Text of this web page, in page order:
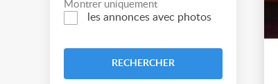
Montrer uniquement
les annonces avec photos
RECHERCHER